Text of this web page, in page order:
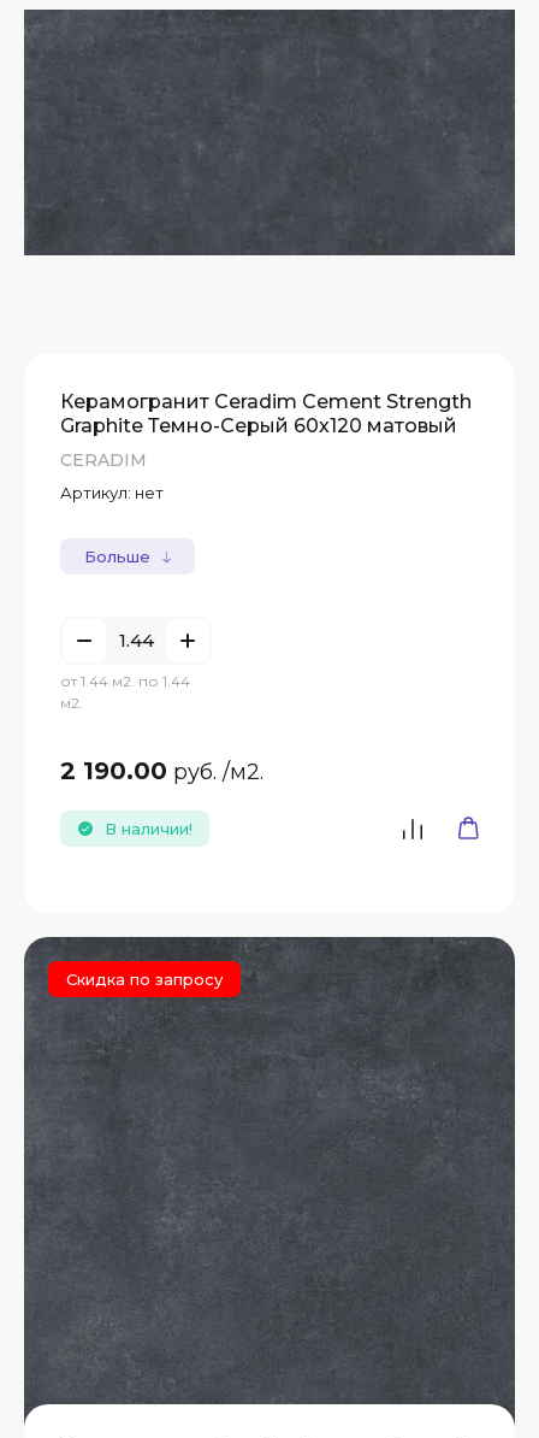
Керамогранит Ceradim Cement Strength
Graphite Темно-Серый 60х120 матовый
CERADIM
Артикул: нет
Больше
от 1.44 м2. по 1.44
м2.
2 190.00 руб. /м2.
В наличии!
Скидка по запросу